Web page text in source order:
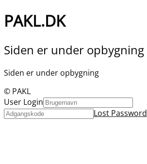
PAKL.DK
Siden er under opbygning
Siden er under opbygning
© PAKL
User Login
Lost Password